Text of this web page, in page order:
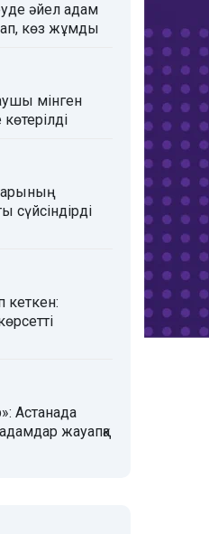
әйел адам
көз жұмды
мінген
сүйсіндірді
кеткен:
Астанада
жауапқа